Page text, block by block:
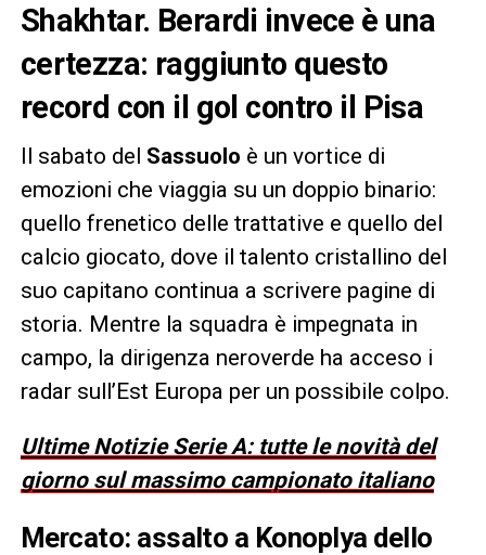
Shakhtar. Berardi invece è una
certezza: raggiunto questo
record con il gol contro il Pisa
Il sabato del Sassuolo è un vortice di
emozioni che viaggia su un doppio binario:
quello frenetico delle trattative e quello del
calcio giocato, dove il talento cristallino del
suo capitano continua a scrivere pagine di
storia. Mentre la squadra è impegnata in
campo, la dirigenza neroverde ha acceso i
radar sull’Est Europa per un possibile colpo.
Ultime Notizie Serie A: tutte le novità del
giorno sul massimo campionato italiano
Mercato: assalto a Konoplya dello